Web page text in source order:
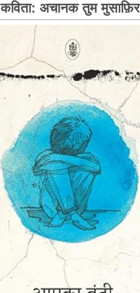
कविता: अचानक तुम मुसाफ़िर